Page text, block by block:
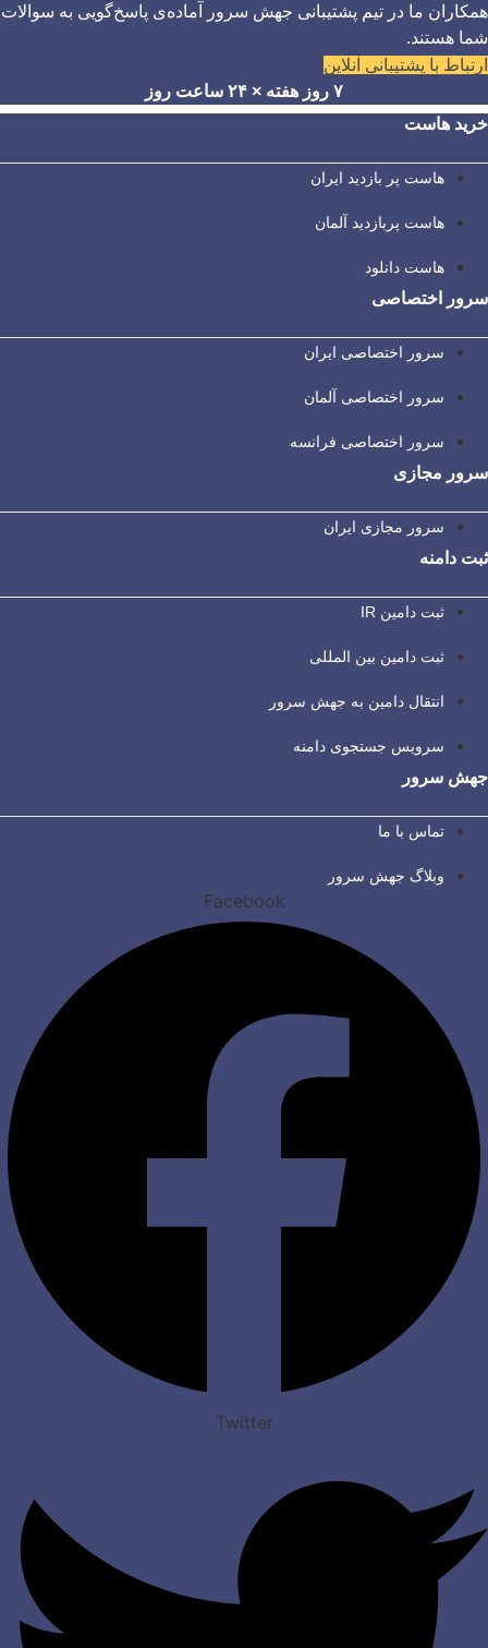
همکاران ما در تیم پشتیبانی جهش سرور آماده‌ی پاسخ‌گویی به سوالات
شما هستند.
ارتباط با پشتیبانی آنلاین
۷ روز هفته × ۲۴ ساعت روز
خرید هاست
هاست پر بازدید ایران
هاست پربازدید آلمان
هاست دانلود
سرور اختصاصی
سرور اختصاصی ایران
سرور اختصاصی آلمان
سرور اختصاصی فرانسه
سرور مجازی
سرور مجازی ایران
ثبت دامنه
ثبت دامین IR
ثبت دامین بین المللی
انتقال دامین به جهش سرور
سرویس جستجوی دامنه
جهش سرور
تماس با ما
وبلاگ جهش سرور
Facebook
Twitter